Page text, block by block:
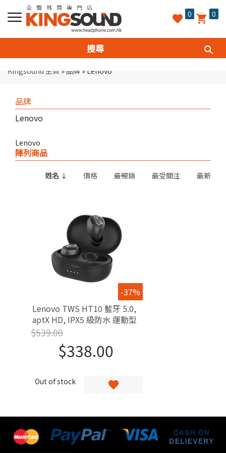
0 0
Kingsound 主頁 »品牌 » Lenovo
品牌
Lenovo
Lenovo
陣列商品
姓名 價格 最暢銷 最受關注 最新
-37%
Lenovo TWS HT10 藍牙 5.0,
aptX HD, IPX5 級防水 運動型
真無線入耳式耳機
$539.00
$338.00
Out of stock